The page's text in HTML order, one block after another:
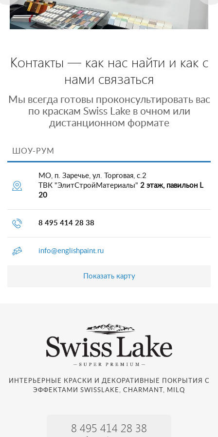
Контакты — как нас найти и как с
нами связаться
Мы всегда готовы проконсультировать вас
по краскам Swiss Lake в очном или
дистанционном формате
ШОУ-РУМ
МО, п. Заречье, ул. Торговая, с.2
ТВК "ЭлитСтройМатериалы" 2 этаж, павильон L
20
8 495 414 28 38
info@englishpaint.ru
Показать карту
ИНТЕРЬЕРНЫЕ КРАСКИ И ДЕКОРАТИВНЫЕ ПОКРЫТИЯ С
ЭФФЕКТАМИ SWISSLAKE, CHARMANT, MILQ
8 495 414 28 38